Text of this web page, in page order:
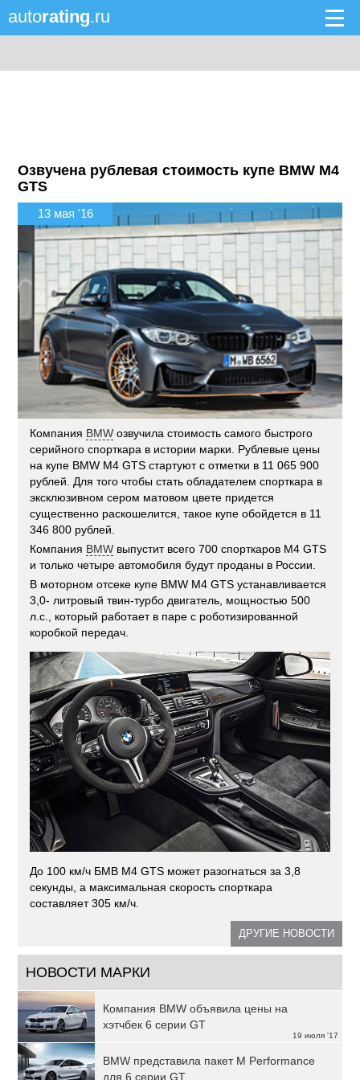
autorating.ru
Озвучена рублевая стоимость купе BMW M4
GTS
13 мая '16
Компания BMW озвучила стоимость самого быстрого
серийного спорткара в истории марки. Рублевые цены
на купе BMW M4 GTS стартуют с отметки в 11 065 900
рублей. Для того чтобы стать обладателем спорткара в
эксклюзивном сером матовом цвете придется
существенно раскошелится, такое купе обойдется в 11
346 800 рублей.
Компания BMW выпустит всего 700 спорткаров M4 GTS
и только четыре автомобиля будут проданы в России.
В моторном отсеке купе BMW M4 GTS устанавливается
3,0- литровый твин-турбо двигатель, мощностью 500
л.с., который работает в паре с роботизированной
коробкой передач.
До 100 км/ч БМВ М4 GTS может разогнаться за 3,8
секунды, а максимальная скорость спорткара
составляет 305 км/ч.
ДРУГИЕ НОВОСТИ
НОВОСТИ МАРКИ
19 июля '17
Компания BMW объявила цены на
хэтчбек 6 серии GT
BMW представила пакет M Performance
для 6 серии GT